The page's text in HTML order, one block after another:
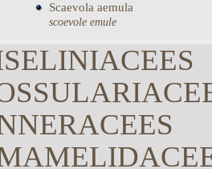
Scaevola aemula
scoevole emule